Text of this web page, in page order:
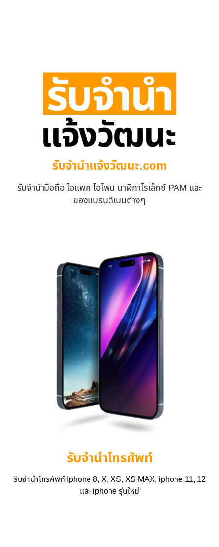
รับจํานําแจ้งวัฒนะ.com
รับจำนำมือถือ ไอแพค ไอโฟน นาฬิกาโรเล็กซ์ PAM และ
ของแบรนด์เนมต่างๆ
รับจำนำโทรศัพท์
รับจำนำโทรศัพท์ Iphone 8, X, XS, XS MAX, iphone 11, 12
และ iphone รุ่นใหม่